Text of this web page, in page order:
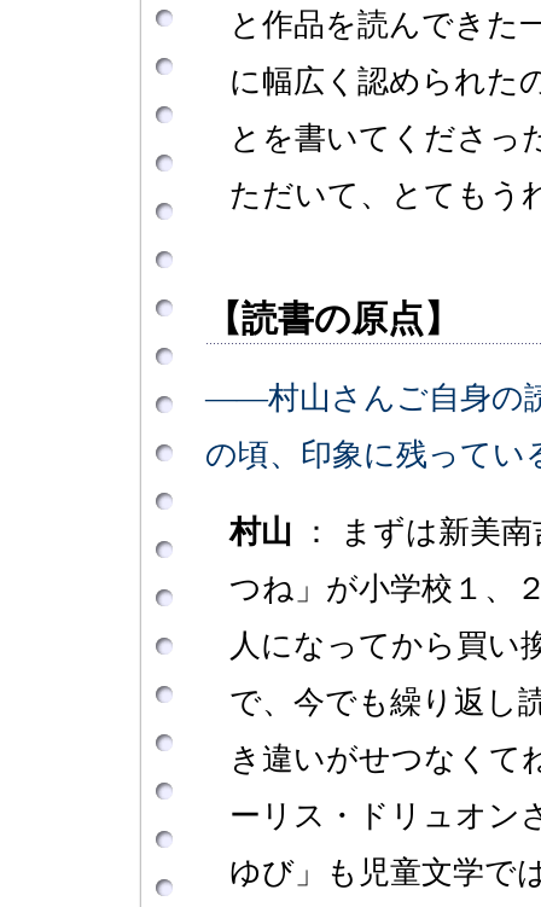
と作品を読んできた
に幅広く認められた
とを書いてくださっ
ただいて、とてもう
【読書の原点】
――村山さんご自身の
の頃、印象に残って
村山 ： まずは新美
つね」が小学校１、
人になってから買い
で、今でも繰り返し
き違いがせつなくて
ーリス・ドリュオン
ゆび」も児童文学で